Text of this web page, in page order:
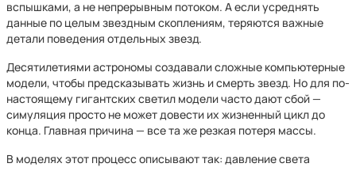
вспышками, а не непрерывным потоком. А если усреднять
данные по целым звездным скоплениям, теряются важные
детали поведения отдельных звезд.
Десятилетиями астрономы создавали сложные компьютерные
модели, чтобы предсказывать жизнь и смерть звезд. Но для по-
настоящему гигантских светил модели часто дают сбой —
симуляция просто не может довести их жизненный цикл до
конца. Главная причина — все та же резкая потеря массы.
В моделях этот процесс описывают так: давление света